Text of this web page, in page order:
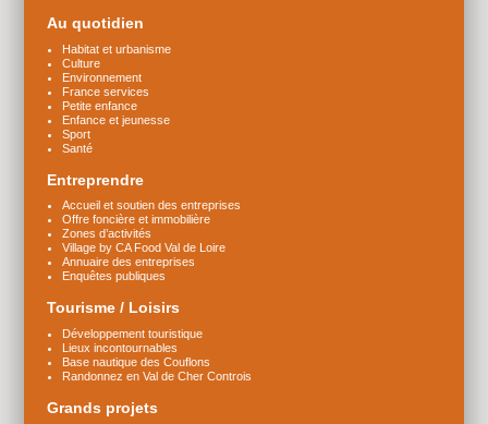
Au quotidien
Habitat et urbanisme
Culture
Environnement
France services
Petite enfance
Enfance et jeunesse
Sport
Santé
Entreprendre
Accueil et soutien des entreprises
Offre foncière et immobilière
Zones d’activités
Village by CA Food Val de Loire
Annuaire des entreprises
Enquêtes publiques
Tourisme / Loisirs
Développement touristique
Lieux incontournables
Base nautique des Couflons
Randonnez en Val de Cher Controis
Grands projets